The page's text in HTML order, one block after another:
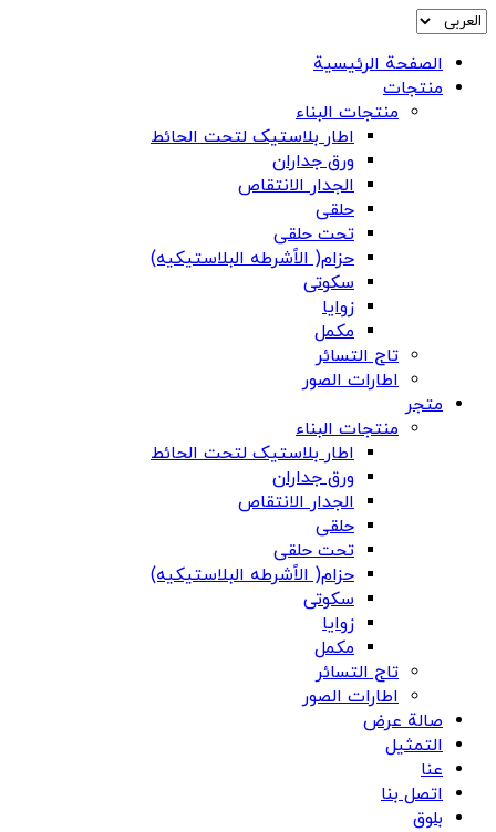
الصفحة الرئيسية
منتجات
منتجات البناء
اطار بلاستیک لتحت الحائط
ورق جداران
الجدار الانتقاص
حلقی
تحت حلقی
حزام( الاًشرطه البلاستیکیه)
سکوتی
زوایا
مکمل
تاج التسائر
اطارات الصور
متجر
منتجات البناء
اطار بلاستیک لتحت الحائط
ورق جداران
الجدار الانتقاص
حلقی
تحت حلقی
حزام( الاًشرطه البلاستیکیه)
سکوتی
زوایا
مکمل
تاج التسائر
اطارات الصور
صالة عرض
التمثيل
عنا
اتصل بنا
بلوق